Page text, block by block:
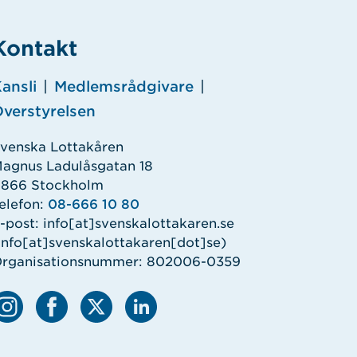
Medlemsrådgivare
Lottakåren
Ladulåsgatan 18
Stockholm
08-666 10 80
post: info[at]svenskalottakaren.se
802006-0359